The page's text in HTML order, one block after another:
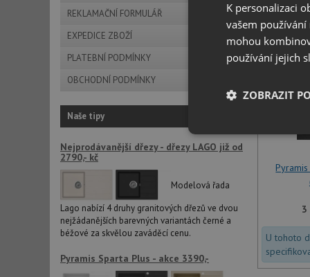
REKLAMAČNÍ FORMULÁŘ
EXPEDICE ZBOŽÍ
PLATEBNÍ PODMÍNKY
OBCHODNÍ PODMÍNKY
Naše tipy
Nejprodávanější dřezy - dřezy LAGO již od
2790,- kč
Modelová řada
Lago nabízí 4 druhy granitových dřezů ve dvou
nejžádanějších barevných variantách černé a
béžové za skvělou zaváděcí cenu.
Pyramis Sparta Plus - akce 3390,-
3
U tohoto
K personalizaci
vašem
mohou
používání jejich
ZOBRAZIT
Nezbytně
Nezbytně
Nezbytně nutné